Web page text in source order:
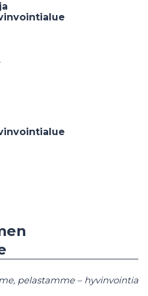
pelastamme – hyvinvointia